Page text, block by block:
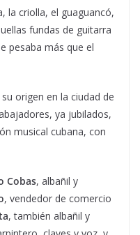
la criolla, el guaguancó,
fundas de guitarra
pesaba más que el
origen en la ciudad de
ya jubilados,
musical cubana, con
Cobas, albañil y
, vendedor de comercio
, también albañil y